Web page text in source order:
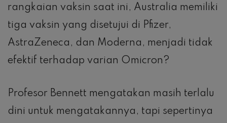
rangkaian vaksin saat ini, Australia memiliki
tiga vaksin yang disetujui di Pfizer,
AstraZeneca, dan Moderna, menjadi tidak
efektif terhadap varian Omicron?
Profesor Bennett mengatakan masih terlalu
dini untuk mengatakannya, tapi sepertinya